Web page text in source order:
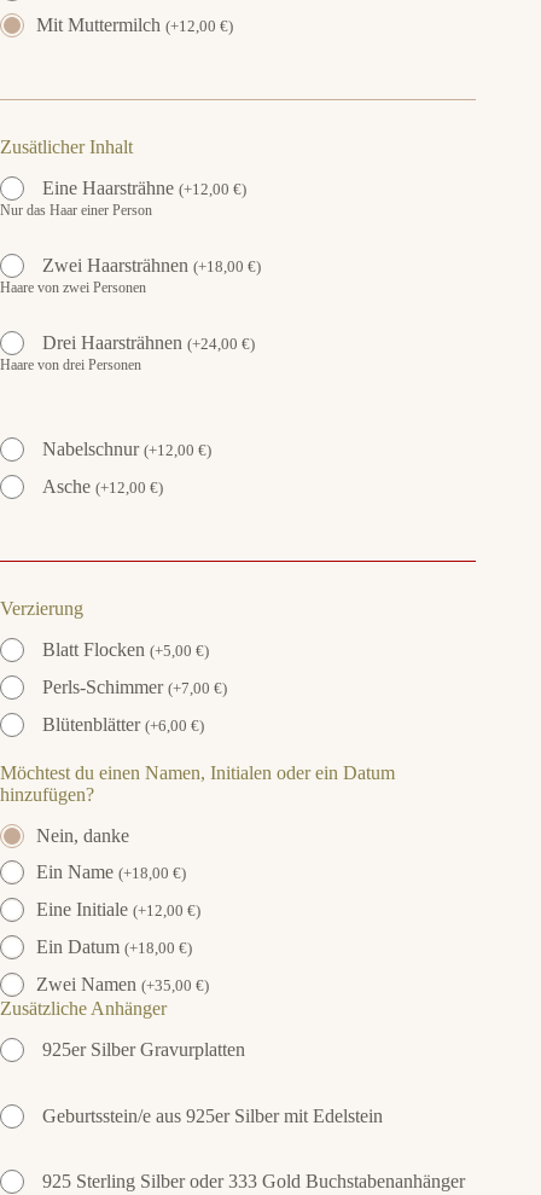
Mit Muttermilch (+12,00 €)
Zusätlicher Inhalt
Eine Haarsträhne (+12,00 €)
Nur das Haar einer Person
Zwei Haarsträhnen (+18,00 €)
Haare von zwei Personen
Drei Haarsträhnen (+24,00 €)
Haare von drei Personen
Nabelschnur (+12,00 €)
Asche (+12,00 €)
Verzierung
Blatt Flocken (+5,00 €)
Perls-Schimmer (+7,00 €)
Blütenblätter (+6,00 €)
Möchtest du einen Namen, Initialen oder ein Datum
hinzufügen?
Nein, danke
Ein Name (+18,00 €)
Eine Initiale (+12,00 €)
Ein Datum (+18,00 €)
Zwei Namen (+35,00 €)
Zusätzliche Anhänger
925er Silber Gravurplatten
Geburtsstein/e aus 925er Silber mit Edelstein
925 Sterling Silber oder 333 Gold Buchstabenanhänger